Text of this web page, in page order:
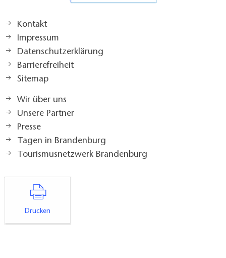
Kontakt
Impressum
Datenschutzerklärung
Barrierefreiheit
Sitemap
Wir über uns
Unsere Partner
Presse
Tagen in Brandenburg
Tourismusnetzwerk Brandenburg
Drucken